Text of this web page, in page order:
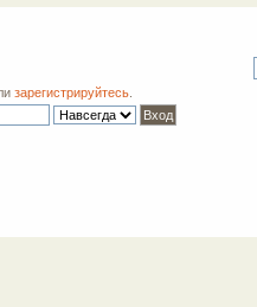
зарегистрируйтесь